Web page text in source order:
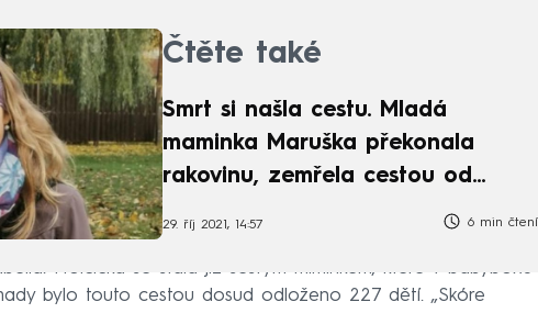
Čtěte také
Smrt si našla cestu. Mladá
maminka Maruška překonala
rakovinu, zemřela cestou od
29. říj 2021, 14:57 6 min čtení
Holčička se stala již šestým miminkem, které v babyboxu
bylo touto cestou dosud odloženo 227 dětí. „Skóre